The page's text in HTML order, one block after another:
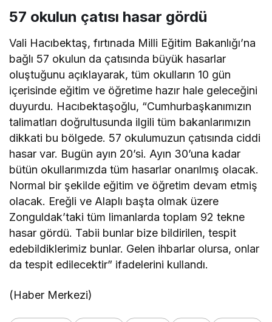
57 okulun çatısı hasar gördü
Vali Hacıbektaş, fırtınada Milli Eğitim Bakanlığı’na
bağlı 57 okulun da çatısında büyük hasarlar
oluştuğunu açıklayarak, tüm okulların 10 gün
içerisinde eğitim ve öğretime hazır hale geleceğini
duyurdu. Hacıbektaşoğlu, “Cumhurbaşkanımızın
talimatları doğrultusunda ilgili tüm bakanlarımızın
dikkati bu bölgede. 57 okulumuzun çatısında ciddi
hasar var. Bugün ayın 20’si. Ayın 30’una kadar
bütün okullarımızda tüm hasarlar onarılmış olacak.
Normal bir şekilde eğitim ve öğretim devam etmiş
olacak. Ereğli ve Alaplı başta olmak üzere
Zonguldak’taki tüm limanlarda toplam 92 tekne
hasar gördü. Tabii bunlar bize bildirilen, tespit
edebildiklerimiz bunlar. Gelen ihbarlar olursa, onlar
da tespit edilecektir” ifadelerini kullandı.
(Haber Merkezi)